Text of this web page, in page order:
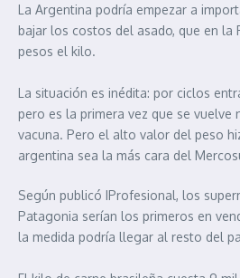
La Argentina podría empezar a
bajar los costos del asado, que en la
pesos el kilo.
La situación es inédita: por ciclos
pero es la primera vez que se vuelve
vacuna. Pero el alto valor del peso
argentina sea la más cara del
Según publicó IProfesional, los
Patagonia serían los primeros en
la medida podría llegar al resto del